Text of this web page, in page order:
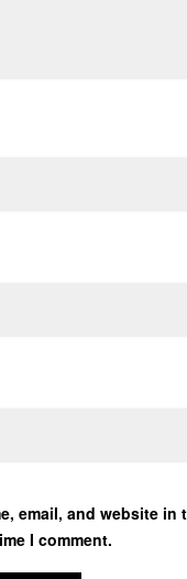
email, and website in
I comment.